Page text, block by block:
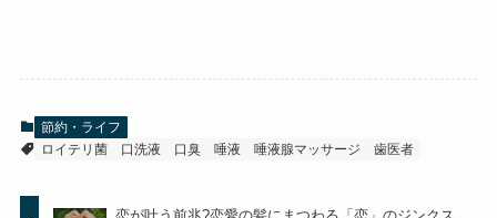
節約・ライフ
ロイテリ菌
口洗液 口臭 唾液 唾液腺マッサージ 歯医者